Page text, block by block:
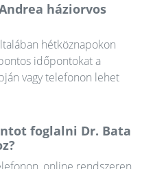
háziorvos
hétköznapokon
időpontokat a
vagy telefonon lehet
foglalni Dr. Bata